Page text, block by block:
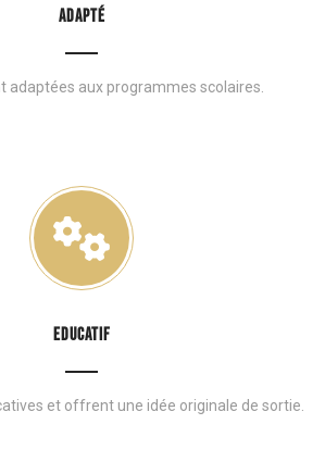
ADAPTÉ
adaptées aux programmes scolaires.
EDUCATIF
et offrent une idée originale de sortie.